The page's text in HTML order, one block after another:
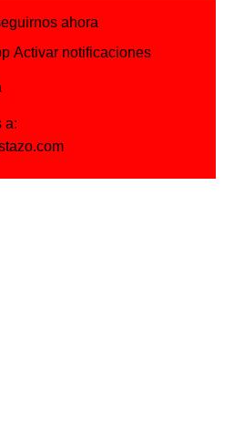
ahora
Activar notificaciones
a: